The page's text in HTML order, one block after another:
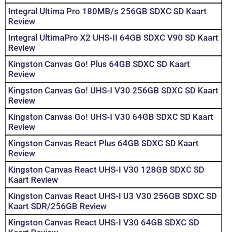
Integral Ultima Pro 180MB/s 256GB SDXC SD Kaart
Review
Integral UltimaPro X2 UHS-II 64GB SDXC V90 SD Kaart
Review
Kingston Canvas Go! Plus 64GB SDXC SD Kaart
Review
Kingston Canvas Go! UHS-I V30 256GB SDXC SD Kaart
Review
Kingston Canvas Go! UHS-I V30 64GB SDXC SD Kaart
Review
Kingston Canvas React Plus 64GB SDXC SD Kaart
Review
Kingston Canvas React UHS-I V30 128GB SDXC SD
Kaart Review
Kingston Canvas React UHS-I U3 V30 256GB SDXC SD
Kaart SDR/256GB Review
Kingston Canvas React UHS-I V30 64GB SDXC SD